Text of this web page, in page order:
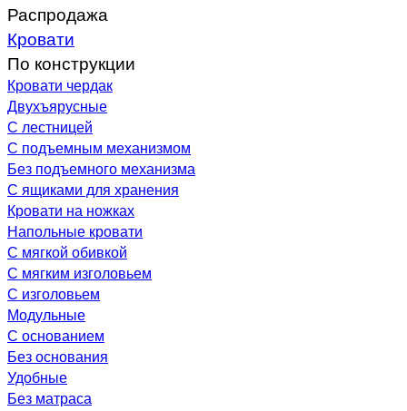
Распродажа
Кровати
По конструкции
Кровати чердак
Двухъярусные
С лестницей
С подъемным механизмом
Без подъемного механизма
С ящиками для хранения
Кровати на ножках
Напольные кровати
С мягкой обивкой
С мягким изголовьем
С изголовьем
Модульные
С основанием
Без основания
Удобные
Без матраса